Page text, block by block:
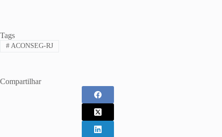
Tags
#ACONSEG-RJ
Compartilhar